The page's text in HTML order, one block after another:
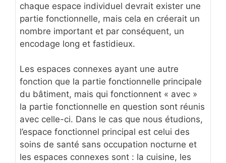
chaque espace individuel devrait exister une
partie fonctionnelle, mais cela en créerait un
nombre important et par conséquent, un
encodage long et fastidieux.
Les espaces connexes ayant une autre
fonction que la partie fonctionnelle principale
du bâtiment, mais qui fonctionnent « avec »
la partie fonctionnelle en question sont réunis
avec celle-ci. Dans le cas que nous étudions,
l’espace fonctionnel principal est celui des
soins de santé sans occupation nocturne et
les espaces connexes sont : la cuisine, les